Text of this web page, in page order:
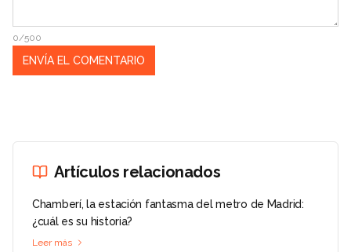
0/500
Artículos relacionados
Chamberí, la estación fantasma del metro de Madrid:
¿cuál es su historia?
Leer más